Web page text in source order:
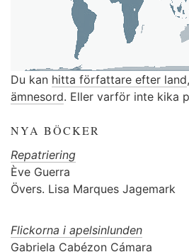
Du kan hitta författare efter land
ämnesord. Eller varför inte kika
NYA BÖCKER
Repatriering
Ève Guerra
Övers. Lisa Marques Jagemark
Flickorna i apelsinlunden
Gabriela Cabézon Cámara